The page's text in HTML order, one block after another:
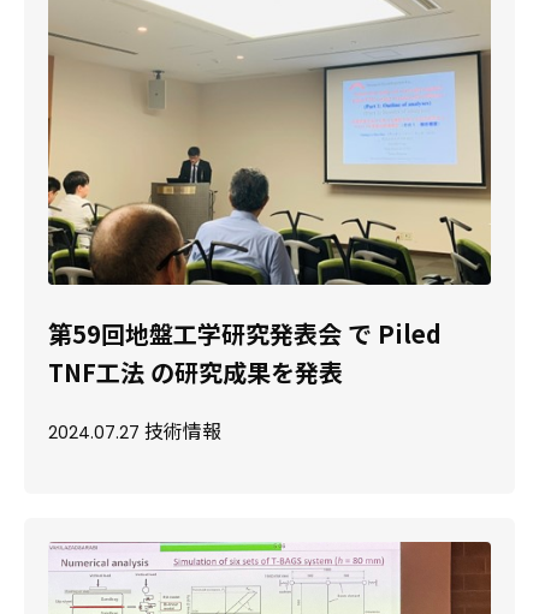
第59回地盤工学研究発表会 で Piled
TNF工法 の研究成果を発表
2024.07.27 技術情報